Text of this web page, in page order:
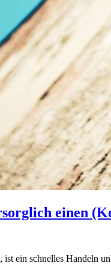
einen
ein schnelles Handeln